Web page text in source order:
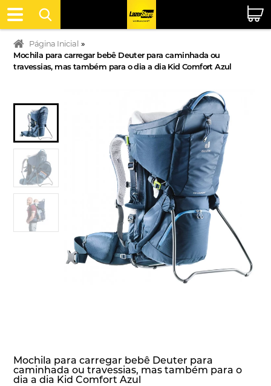
Página Inicial »
Mochila para carregar bebê Deuter para caminhada ou
travessias, mas também para o dia a dia Kid Comfort Azul
Mochila para carregar bebê Deuter para
caminhada ou travessias, mas também para o
dia a dia Kid Comfort Azul